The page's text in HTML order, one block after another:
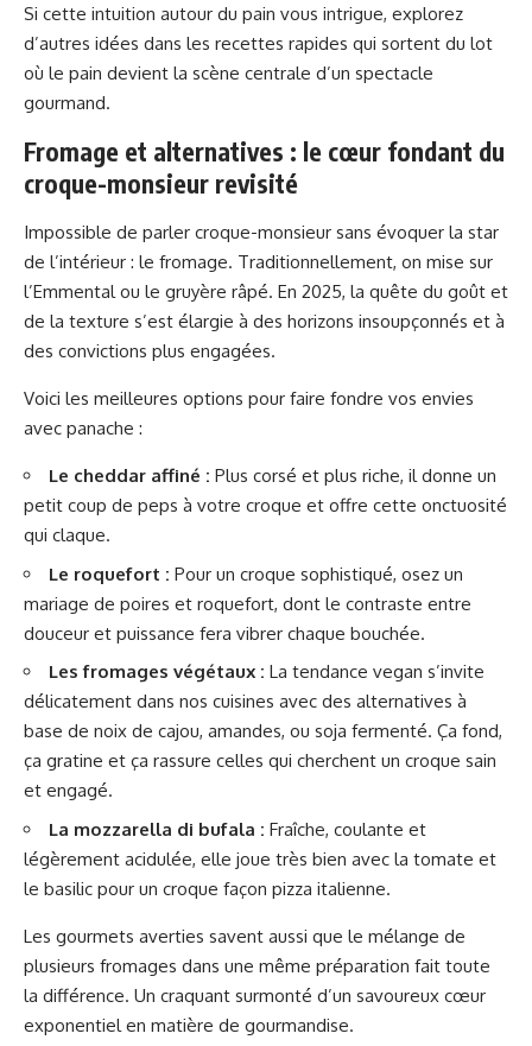
Si cette intuition autour du pain vous intrigue, explorez
d’autres idées dans les recettes rapides qui sortent du lot
où le pain devient la scène centrale d’un spectacle
gourmand.
Fromage et alternatives : le cœur fondant du
croque-monsieur revisité
Impossible de parler croque-monsieur sans évoquer la star
de l’intérieur : le fromage. Traditionnellement, on mise sur
l’Emmental ou le gruyère râpé. En 2025, la quête du goût et
de la texture s’est élargie à des horizons insoupçonnés et à
des convictions plus engagées.
Voici les meilleures options pour faire fondre vos envies
avec panache :
Le cheddar affiné : Plus corsé et plus riche, il donne un
petit coup de peps à votre croque et offre cette onctuosité
qui claque.
Le roquefort : Pour un croque sophistiqué, osez un
mariage de poires et roquefort, dont le contraste entre
douceur et puissance fera vibrer chaque bouchée.
Les fromages végétaux : La tendance vegan s’invite
délicatement dans nos cuisines avec des alternatives à
base de noix de cajou, amandes, ou soja fermenté. Ça fond,
ça gratine et ça rassure celles qui cherchent un croque sain
et engagé.
La mozzarella di bufala : Fraîche, coulante et
légèrement acidulée, elle joue très bien avec la tomate et
le basilic pour un croque façon pizza italienne.
Les gourmets averties savent aussi que le mélange de
plusieurs fromages dans une même préparation fait toute
la différence. Un craquant surmonté d’un savoureux cœur
exponentiel en matière de gourmandise.